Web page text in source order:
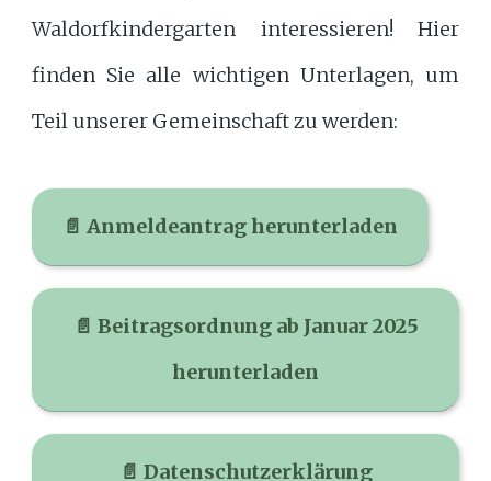
Waldorfkindergarten interessieren! Hier
finden Sie alle wichtigen Unterlagen, um
Teil unserer Gemeinschaft zu werden:
📄 Anmeldeantrag herunterladen
📄 Beitragsordnung ab Januar 2025
herunterladen
📄 Datenschutzerklärung